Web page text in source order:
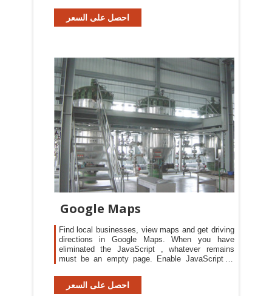
احصل على السعر
Google Maps
Find local businesses, view maps and get driving
directions in Google Maps. When you have
eliminated the JavaScript , whatever remains
must be an empty page. Enable JavaScript to
احصل على السعر